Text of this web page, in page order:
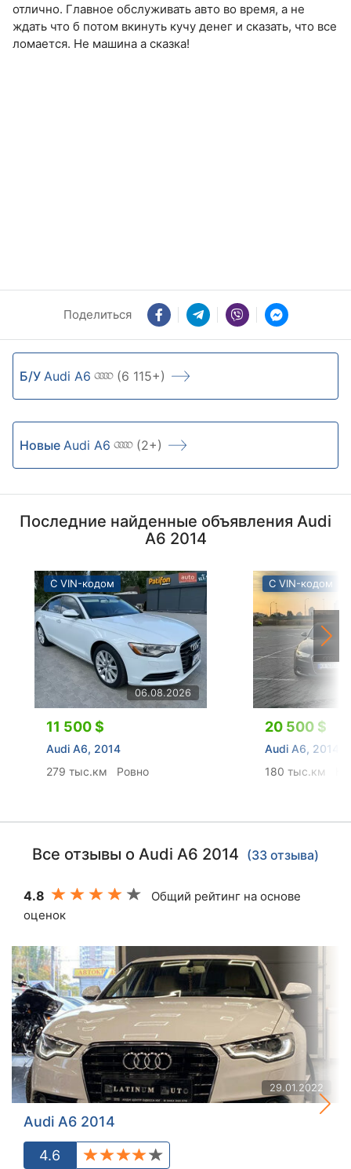
отлично. Главное обслуживать авто во время, а не
ждать что б потом вкинуть кучу денег и сказать, что все
ломается. Не машина а сказка!
Поделиться
Б/У Audi A6 (6 115+)
Новые Audi A6 (2+)
Последние найденные объявления Audi
A6 2014
С VIN-кодом
06.08.2026
11 500 $
Audi A6, 2014
279 тыс.км
Ровно
С VIN-кодом
20 500 $
Audi A6, 2014
180 тыс.км
Все отзывы о Audi A6 2014 (33 отзыва)
4.8
Общий рейтинг на основе
оценок
29.01.2022
Audi A6 2014
4.6